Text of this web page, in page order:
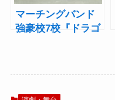
マーチングバンド
強豪校7校『ドラゴ